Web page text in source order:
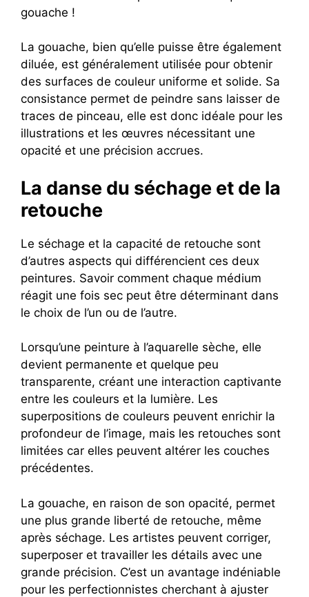
gouache !
La gouache, bien qu’elle puisse être également
diluée, est généralement utilisée pour obtenir
des surfaces de couleur uniforme et solide. Sa
consistance permet de peindre sans laisser de
traces de pinceau, elle est donc idéale pour les
illustrations et les œuvres nécessitant une
opacité et une précision accrues.
La danse du séchage et de la
retouche
Le séchage et la capacité de retouche sont
d’autres aspects qui différencient ces deux
peintures. Savoir comment chaque médium
réagit une fois sec peut être déterminant dans
le choix de l’un ou de l’autre.
Lorsqu’une peinture à l’aquarelle sèche, elle
devient permanente et quelque peu
transparente, créant une interaction captivante
entre les couleurs et la lumière. Les
superpositions de couleurs peuvent enrichir la
profondeur de l’image, mais les retouches sont
limitées car elles peuvent altérer les couches
précédentes.
La gouache, en raison de son opacité, permet
une plus grande liberté de retouche, même
après séchage. Les artistes peuvent corriger,
superposer et travailler les détails avec une
grande précision. C’est un avantage indéniable
pour les perfectionnistes cherchant à ajuster